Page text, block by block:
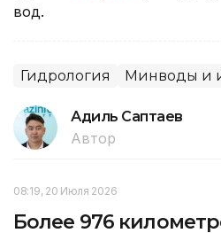
вод.
Гидрология Минводы и
Адиль Саптаев
Автор
08:19, 20 Июля 2026
Более 976